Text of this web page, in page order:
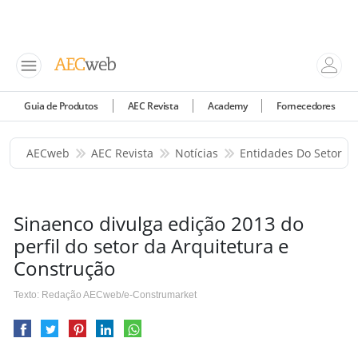
Guia de Produtos AEC Revista Academy Fornecedores
AECweb AEC Revista Notícias Entidades Do Setor
Sinaenco divulga edição 2013 do
perfil do setor da Arquitetura e
Construção
Texto: Redação AECweb/e-Construmarket